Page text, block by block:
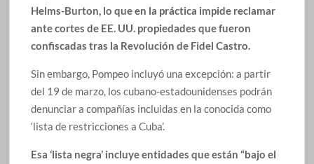
Helms-Burton, lo que en la práctica impide reclamar
ante cortes de EE. UU. propiedades que fueron
confiscadas tras la Revolución de Fidel Castro.
Sin embargo, Pompeo incluyó una excepción: a partir
del 19 de marzo, los cubano-estadounidenses podrán
denunciar a compañías incluidas en la conocida como
‘lista de restricciones a Cuba’.
Esa ‘lista negra’ incluye entidades que están “bajo el